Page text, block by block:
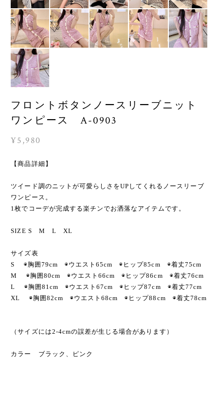
フロントボタンノースリーブニット
ワンピース A-0903
¥5,980
【商品詳細】
ツイード調のニットが可愛らしさをUPしてくれるノースリーブ
ワンピース。
1枚でコーデが完成する楽チンでお洒落なアイテムです。
SIZE S M L XL
サイズ表
S ◉胸囲79cm ◉ウエスト65cm ◉ヒップ85cm ◉着丈75cm
M ◉胸囲80cm ◉ウエスト66cm ◉ヒップ86cm ◉着丈76cm
L ◉胸囲81cm ◉ウエスト67cm ◉ヒップ87cm ◉着丈77cm
XL ◉胸囲82cm ◉ウエスト68cm ◉ヒップ88cm ◉着丈78cm
（サイズには2-4cmの誤差が生じる場合があります）
カラー ブラック、ピンク